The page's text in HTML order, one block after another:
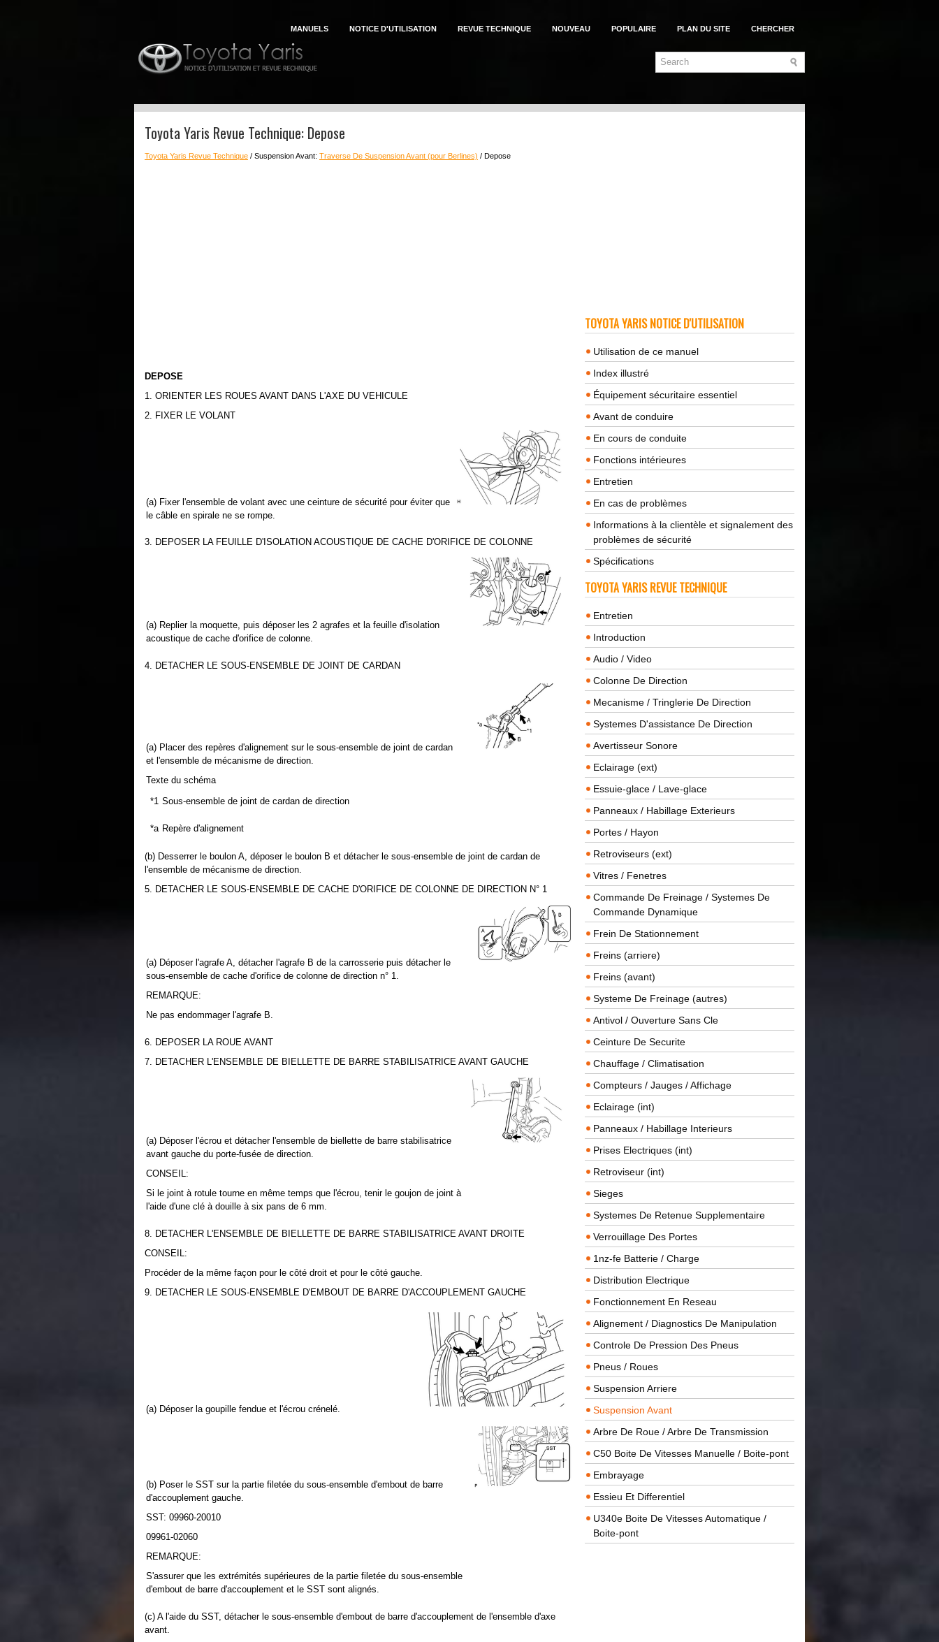
MANUELS NOTICE D'UTILISATION REVUE TECHNIQUE NOUVEAU POPULAIRE PLAN DU SITE CHERCHER
Toyota Yaris Revue Technique: Depose
Toyota Yaris Revue Technique / Suspension Avant: Traverse De Suspension Avant (pour Berlines) / Depose
DEPOSE
1. ORIENTER LES ROUES AVANT DANS L'AXE DU VEHICULE
2. FIXER LE VOLANT
(a) Fixer l'ensemble de volant avec une ceinture de sécurité pour éviter que
le câble en spirale ne se rompe.
3. DEPOSER LA FEUILLE D'ISOLATION ACOUSTIQUE DE CACHE D'ORIFICE DE COLONNE
(a) Replier la moquette, puis déposer les 2 agrafes et la feuille d'isolation
acoustique de cache d'orifice de colonne.
4. DETACHER LE SOUS-ENSEMBLE DE JOINT DE CARDAN
(a) Placer des repères d'alignement sur le sous-ensemble de joint de cardan
et l'ensemble de mécanisme de direction.
Texte du schéma
*1 Sous-ensemble de joint de cardan de direction
*a Repère d'alignement
(b) Desserrer le boulon A, déposer le boulon B et détacher le sous-ensemble de joint de cardan de
l'ensemble de mécanisme de direction.
5. DETACHER LE SOUS-ENSEMBLE DE CACHE D'ORIFICE DE COLONNE DE DIRECTION N° 1
(a) Déposer l'agrafe A, détacher l'agrafe B de la carrosserie puis détacher le
sous-ensemble de cache d'orifice de colonne de direction n° 1.
REMARQUE:
Ne pas endommager l'agrafe B.
6. DEPOSER LA ROUE AVANT
7. DETACHER L'ENSEMBLE DE BIELLETTE DE BARRE STABILISATRICE AVANT GAUCHE
(a) Déposer l'écrou et détacher l'ensemble de biellette de barre stabilisatrice
avant gauche du porte-fusée de direction.
CONSEIL:
Si le joint à rotule tourne en même temps que l'écrou, tenir le goujon de joint à
l'aide d'une clé à douille à six pans de 6 mm.
8. DETACHER L'ENSEMBLE DE BIELLETTE DE BARRE STABILISATRICE AVANT DROITE
CONSEIL:
Procéder de la même façon pour le côté droit et pour le côté gauche.
9. DETACHER LE SOUS-ENSEMBLE D'EMBOUT DE BARRE D'ACCOUPLEMENT GAUCHE
(a) Déposer la goupille fendue et l'écrou crénelé.
(b) Poser le SST sur la partie filetée du sous-ensemble d'embout de barre
d'accouplement gauche.
SST: 09960-20010
09961-02060
REMARQUE:
S'assurer que les extrémités supérieures de la partie filetée du sous-ensemble
d'embout de barre d'accouplement et le SST sont alignés.
(c) A l'aide du SST, détacher le sous-ensemble d'embout de barre d'accouplement de l'ensemble d'axe
avant.
TOYOTA YARIS NOTICE D'UTILISATION
Utilisation de ce manuel
Index illustré
Équipement sécuritaire essentiel
Avant de conduire
En cours de conduite
Fonctions intérieures
Entretien
En cas de problèmes
Informations à la clientèle et signalement des
problèmes de sécurité
Spécifications
TOYOTA YARIS REVUE TECHNIQUE
Entretien
Introduction
Audio / Video
Colonne De Direction
Mecanisme / Tringlerie De Direction
Systemes D'assistance De Direction
Avertisseur Sonore
Eclairage (ext)
Essuie-glace / Lave-glace
Panneaux / Habillage Exterieurs
Portes / Hayon
Retroviseurs (ext)
Vitres / Fenetres
Commande De Freinage / Systemes De
Commande Dynamique
Frein De Stationnement
Freins (arriere)
Freins (avant)
Systeme De Freinage (autres)
Antivol / Ouverture Sans Cle
Ceinture De Securite
Chauffage / Climatisation
Compteurs / Jauges / Affichage
Eclairage (int)
Panneaux / Habillage Interieurs
Prises Electriques (int)
Retroviseur (int)
Sieges
Systemes De Retenue Supplementaire
Verrouillage Des Portes
1nz-fe Batterie / Charge
Distribution Electrique
Fonctionnement En Reseau
Alignement / Diagnostics De Manipulation
Controle De Pression Des Pneus
Pneus / Roues
Suspension Arriere
Suspension Avant
Arbre De Roue / Arbre De Transmission
C50 Boite De Vitesses Manuelle / Boite-pont
Embrayage
Essieu Et Differentiel
U340e Boite De Vitesses Automatique /
Boite-pont